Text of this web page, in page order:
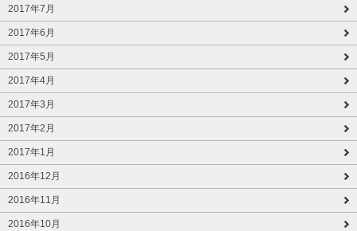
2017年7月
2017年6月
2017年5月
2017年4月
2017年3月
2017年2月
2017年1月
2016年12月
2016年11月
2016年10月